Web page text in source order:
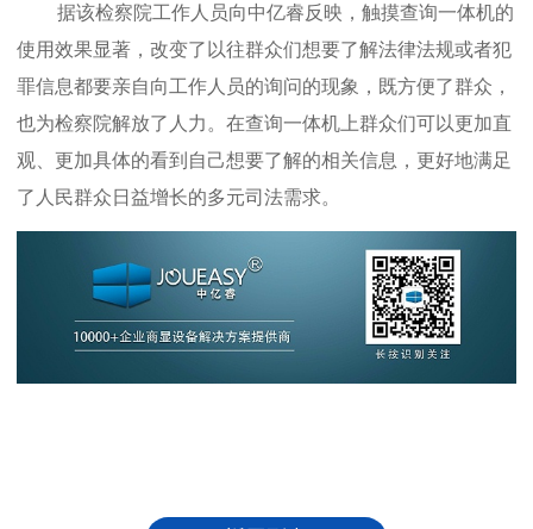
据该检察院工作人员向中亿睿反映，触摸查询一体机的
使用效果显著，改变了以往群众们想要了解法律法规或者犯
罪信息都要亲自向工作人员的询问的现象，既方便了群众，
也为检察院解放了人力。在查询一体机上群众们可以更加直
观、更加具体的看到自己想要了解的相关信息，更好地满足
了人民群众日益增长的多元司法需求。